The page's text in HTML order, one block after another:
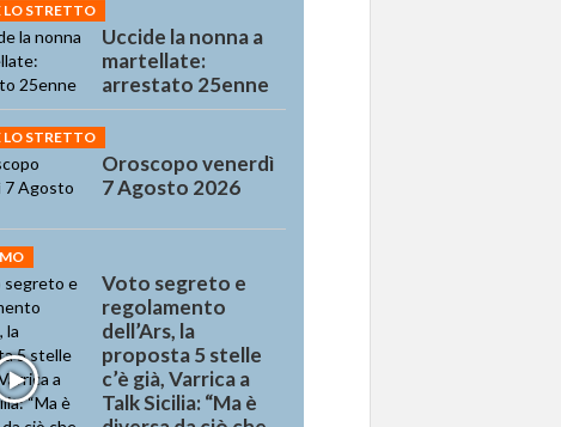
LO STRETTO
Uccide la nonna a
martellate:
arrestato 25enne
LO STRETTO
Oroscopo venerdì
7 Agosto 2026
Voto segreto e
regolamento
dell’Ars, la
proposta 5 stelle
c’è già, Varrica a
Talk Sicilia: “Ma è